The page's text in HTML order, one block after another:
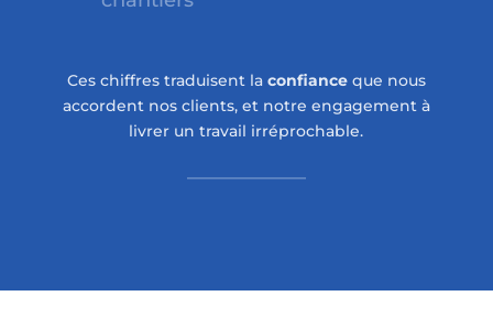
Ces chiffres traduisent la confianceque nous
accordent nos clients, et notre engagement à
livrer un travail irréprochable.